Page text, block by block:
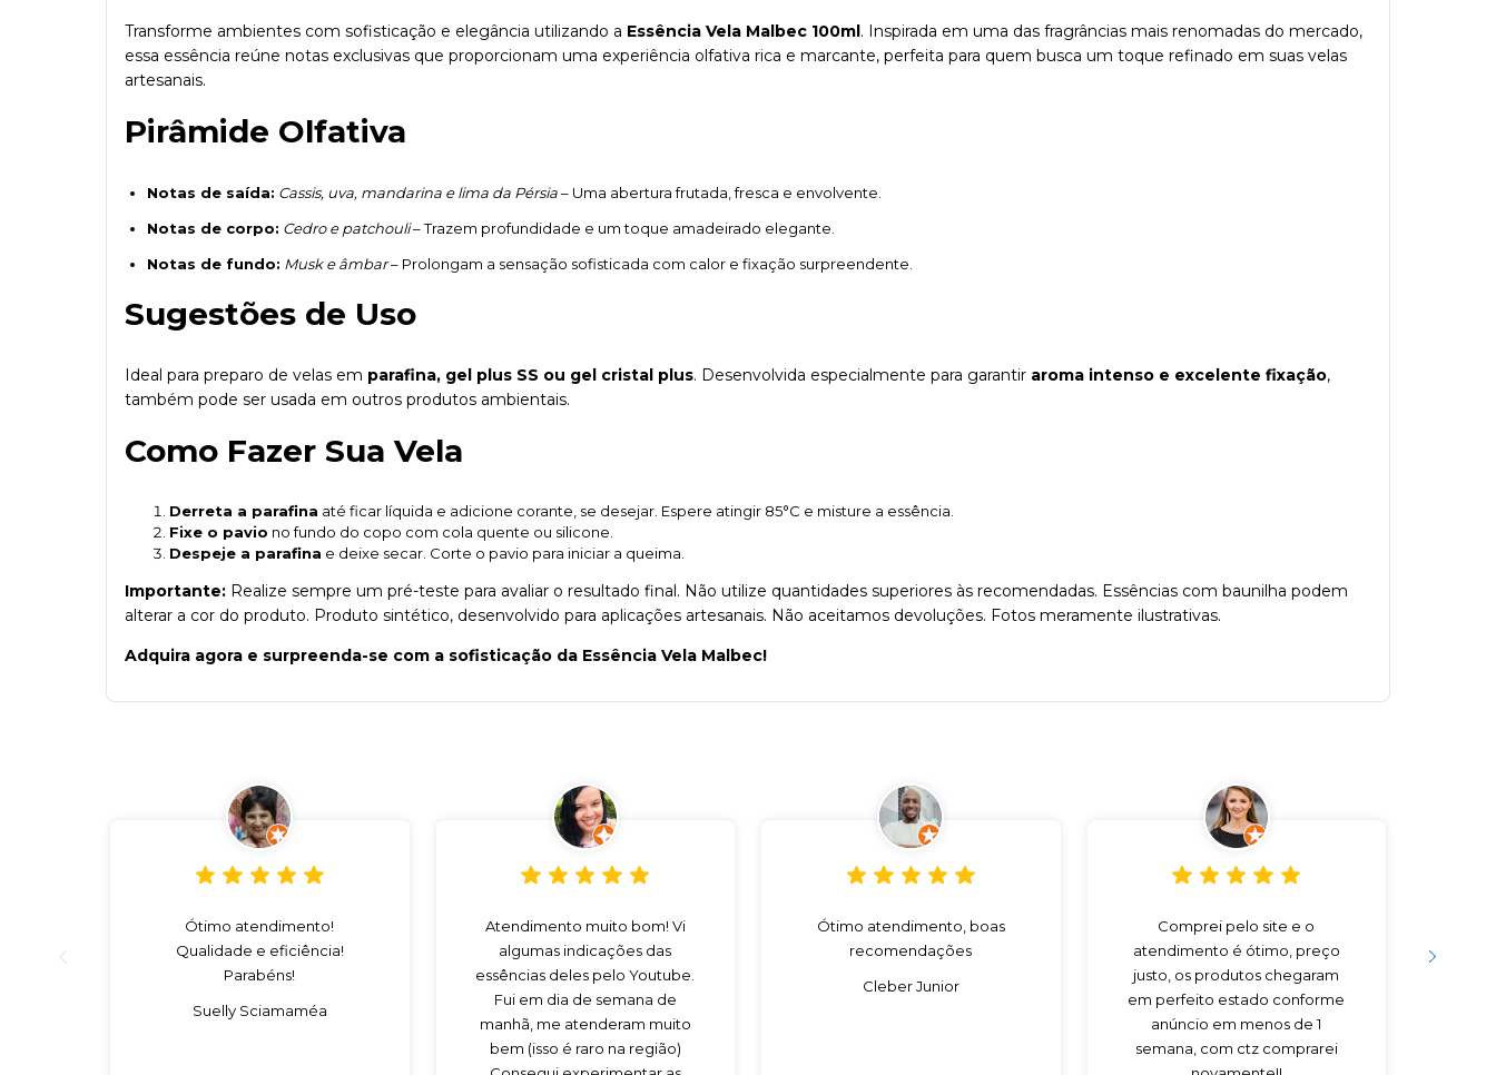
Transforme ambientes com sofisticação e elegância utilizando a Essência Vela Malbec 100ml. Inspirada em uma das fragrâncias mais renomadas do mercado,
essa essência reúne notas exclusivas que proporcionam uma experiência olfativa rica e marcante, perfeita para quem busca um toque refinado em suas velas
artesanais.
Pirâmide Olfativa
Notas de saída: Cassis, uva, mandarina e lima da Pérsia– Uma abertura frutada, fresca e envolvente.
Notas de corpo: Cedro e patchouli– Trazem profundidade e um toque amadeirado elegante.
Notas de fundo: Musk e âmbar– Prolongam a sensação sofisticada com calor e fixação surpreendente.
Sugestões de Uso
Ideal para preparo de velas em parafina, gel plus SS ou gel cristal plus. Desenvolvida especialmente para garantir aroma intenso e excelente fixação,
também pode ser usada em outros produtos ambientais.
Como Fazer Sua Vela
Derreta a parafina até ficar líquida e adicione corante, se desejar. Espere atingir 85°C e misture a essência.
Fixe o pavio no fundo do copo com cola quente ou silicone.
Despeje a parafina e deixe secar. Corte o pavio para iniciar a queima.
Importante: Realize sempre um pré-teste para avaliar o resultado final. Não utilize quantidades superiores às recomendadas. Essências com baunilha podem
alterar a cor do produto. Produto sintético, desenvolvido para aplicações artesanais. Não aceitamos devoluções. Fotos meramente ilustrativas.
Adquira agora e surpreenda-se com a sofisticação da Essência Vela Malbec!
Ótimo atendimento!
Qualidade e eficiência!
Parabéns!
Suelly Sciamaméa
Atendimento muito bom! Vi
algumas indicações das
essências deles pelo Youtube.
Fui em dia de semana de
manhã, me atenderam muito
bem (isso é raro na região)
Ótimo atendimento, boas
recomendações
Cleber Junior
Comprei pelo site e o
atendimento é ótimo, preço
justo, os produtos chegaram
em perfeito estado conforme
anúncio em menos de 1
semana, com ctz comprarei